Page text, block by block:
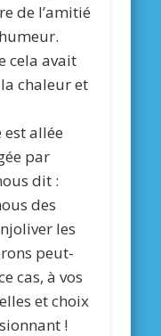
de l’amitié
cela avait
chaleur et
est allée
par
dit :
des
les
peut-
cas, à vos
et choix
!